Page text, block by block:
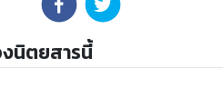
นิตยสารนี้